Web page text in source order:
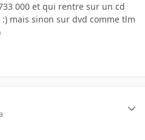
000 et qui rentre sur un cd
mais sinon sur dvd comme tlm